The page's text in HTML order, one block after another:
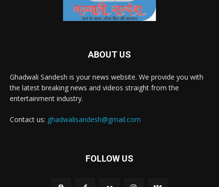
ABOUT US
Ghadwali Sandesh is your news website. We provide you with
the latest breaking news and videos straight from the
entertainment industry.
Contact us: ghadwalisandesh@gmail.com
FOLLOW US